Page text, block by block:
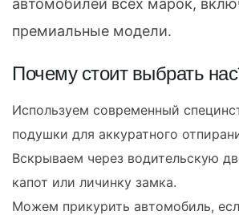
автомобилей всех марок,
премиальные модели.
Почему стоит выбрать
Используем современный
подушки для аккуратного
Вскрываем через водительскую
капот или личинку замка.
Можем прикурить автомобиль,